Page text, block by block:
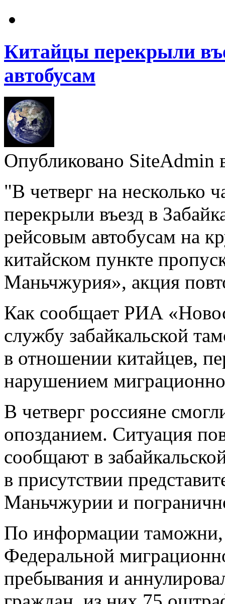
Китайцы перекрыли
автобусам
Опубликовано SiteAdmin
"В четверг на несколько
перекрыли въезд в
рейсовым автобусам на
китайском пункте
Маньчжурия», акция
Как сообщает РИА
службу забайкальской
в отношении китайцев,
нарушением
В четверг россияне
опозданием. Ситуация
сообщают в
в присутствии
Маньчжурии и
По информации таможни,
Федеральной
пребывания и